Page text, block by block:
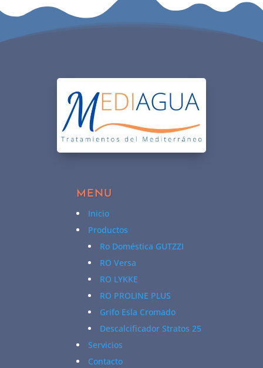
MENU
Inicio
Productos
Ro Doméstica GUTZZI
RO Versa
RO LYKKE
RO PROLINE PLUS
Grifo Esla Cromado
Descalcificador Stratos 25
Servicios
Contacto